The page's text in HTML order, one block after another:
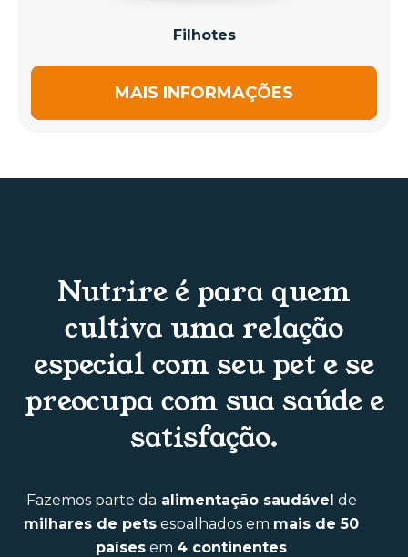
Filhotes
MAIS INFORMAÇÕES
Nutrire é para quem
cultiva uma relação
especial com seu pet e se
preocupa com sua saúde e
satisfação.
Fazemos parte da alimentação saudável de
milhares de pets espalhados em mais de 50
países em 4 continentes